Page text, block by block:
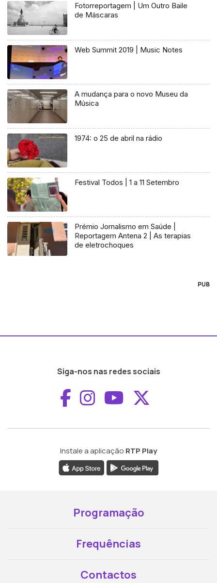
Fotorreportagem | Um Outro Baile
de Máscaras
Web Summit 2019 | Music Notes
A mudança para o novo Museu da
Música
1974: o 25 de abril na rádio
Festival Todos | 1 a 11 Setembro
Prémio Jornalismo em Saúde |
Reportagem Antena 2 | As terapias
de eletrochoques
PUB
Siga-nos nas redes sociais
Aceder ao
Aceder ao
Aceder ao
Instale a aplicação RTP Play
Programação
Frequências
Contactos